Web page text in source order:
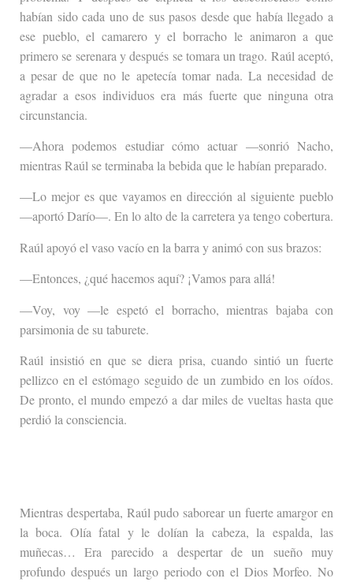
habían sido cada uno de sus pasos desde que había llegado a
ese pueblo, el camarero y el borracho le animaron a que
primero se serenara y después se tomara un trago. Raúl aceptó,
a pesar de que no le apetecía tomar nada. La necesidad de
agradar a esos individuos era más fuerte que ninguna otra
circunstancia.
—Ahora podemos estudiar cómo actuar —sonrió Nacho,
mientras Raúl se terminaba la bebida que le habían preparado.
—Lo mejor es que vayamos en dirección al siguiente pueblo
—aportó Darío—. En lo alto de la carretera ya tengo cobertura.
Raúl apoyó el vaso vacío en la barra y animó con sus brazos:
—Entonces, ¿qué hacemos aquí? ¡Vamos para allá!
—Voy, voy —le espetó el borracho, mientras bajaba con
parsimonia de su taburete.
Raúl insistió en que se diera prisa, cuando sintió un fuerte
pellizco en el estómago seguido de un zumbido en los oídos.
De pronto, el mundo empezó a dar miles de vueltas hasta que
perdió la consciencia.
Mientras despertaba, Raúl pudo saborear un fuerte amargor en
la boca. Olía fatal y le dolían la cabeza, la espalda, las
muñecas… Era parecido a despertar de un sueño muy
profundo después un largo periodo con el Dios Morfeo. No